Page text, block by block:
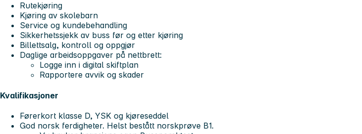
Rutekjøring
Kjøring av skolebarn
Service og kundebehandling
Sikkerhetssjekk av buss før og etter kjøring
Billettsalg, kontroll og oppgjør
Daglige arbeidsoppgaver på nettbrett:
Logge inn i digital skiftplan
Rapportere avvik og skader
Kvalifikasjoner
Førerkort klasse D, YSK og kjøreseddel
God norsk ferdigheter. Helst bestått norskprøve B1.